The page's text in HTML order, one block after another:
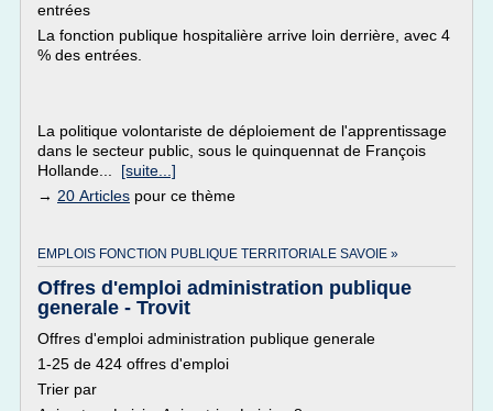
entrées
La fonction publique hospitalière arrive loin derrière, avec 4
% des entrées.
La politique volontariste de déploiement de l'apprentissage
dans le secteur public, sous le quinquennat de François
Hollande... [suite...]
→ 20 Articles pour ce thème
EMPLOIS FONCTION PUBLIQUE TERRITORIALE SAVOIE »
Offres d'emploi administration publique
generale - Trovit
Offres d'emploi administration publique generale
1-25 de 424 offres d'emploi
Trier par